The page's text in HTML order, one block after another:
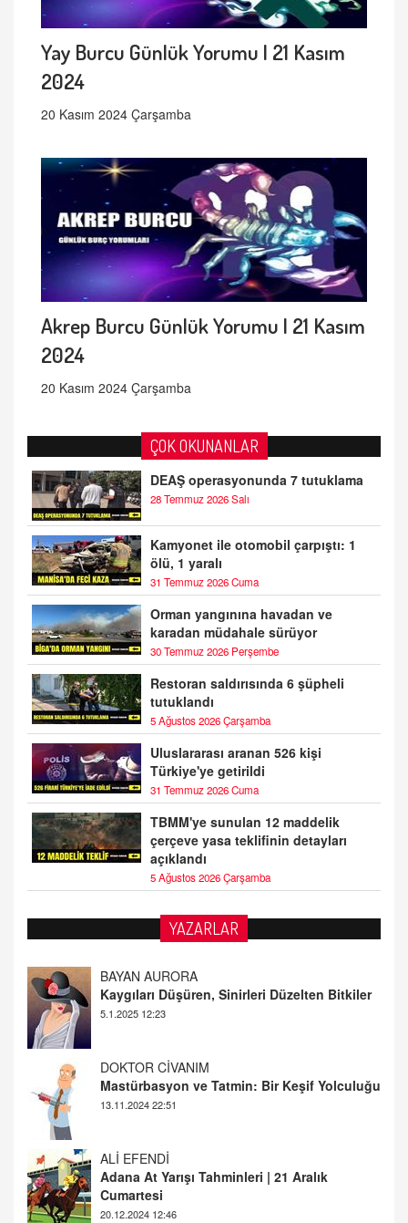
Yay Burcu Günlük Yorumu | 21 Kasım
2024
20 Kasım 2024 Çarşamba
Akrep Burcu Günlük Yorumu | 21 Kasım
2024
20 Kasım 2024 Çarşamba
ÇOK OKUNANLAR
DEAŞ operasyonunda 7 tutuklama
28 Temmuz 2026 Salı
Kamyonet ile otomobil çarpıştı: 1
ölü, 1 yaralı
31 Temmuz 2026 Cuma
Orman yangınına havadan ve
karadan müdahale sürüyor
30 Temmuz 2026 Perşembe
Restoran saldırısında 6 şüpheli
tutuklandı
5 Ağustos 2026 Çarşamba
Uluslararası aranan 526 kişi
Türkiye'ye getirildi
31 Temmuz 2026 Cuma
TBMM'ye sunulan 12 maddelik
çerçeve yasa teklifinin detayları
açıklandı
5 Ağustos 2026 Çarşamba
YAZARLAR
DOKTOR CİVANIM
Mastürbasyon ve Tatmin: Bir Keşif Yolculuğu
13.11.2024 22:51
ALİ EFENDİ
Adana At Yarışı Tahminleri | 21 Aralık
Cumartesi
TUTKUNUN PERİSİ
Sağlıklı Bir Cinsel Yaşam ile İlgili Bilinmesi
Gerekenler
08.11.2024 13:16